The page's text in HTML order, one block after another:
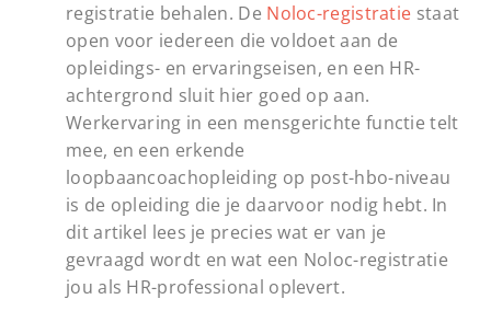
registratie behalen. De Noloc-registratie staat
open voor iedereen die voldoet aan de
opleidings- en ervaringseisen, en een HR-
achtergrond sluit hier goed op aan.
Werkervaring in een mensgerichte functie telt
mee, en een erkende
loopbaancoachopleiding op post-hbo-niveau
is de opleiding die je daarvoor nodig hebt. In
dit artikel lees je precies wat er van je
gevraagd wordt en wat een Noloc-registratie
jou als HR-professional oplevert.